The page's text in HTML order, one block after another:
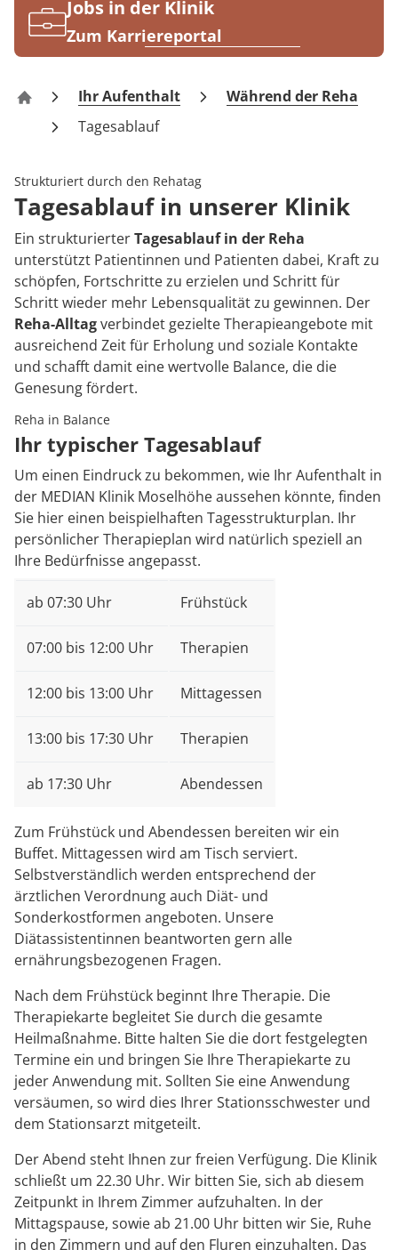
Blog
Jobs in der Klinik
Zum Karriereportal
Reha-Zentrum Bernkastel-Kues Klinik Moselhöhe
Ihr Aufenthalt
Während der Reha
Tagesablauf
Strukturiert durch den Rehatag
Tagesablauf in unserer Klinik
Ein strukturierterTagesablauf in der Reha
unterstützt Patientinnen und Patienten dabei, Kraft zu
schöpfen, Fortschritte zu erzielen und Schritt für
Schritt wieder mehr Lebensqualität zu gewinnen. Der
Reha-Alltagverbindet gezielte Therapieangebote mit
ausreichend Zeit für Erholung und soziale Kontakte
und schafft damit eine wertvolle Balance, die die
Genesung fördert.
Reha in Balance
Ihr typischer Tagesablauf
Um einen Eindruck zu bekommen, wie Ihr Aufenthalt in
der MEDIAN Klinik Moselhöhe aussehen könnte, finden
Sie hier einen beispielhaften Tagesstrukturplan. Ihr
persönlicher Therapieplan wird natürlich speziell an
Ihre Bedürfnisse angepasst.
ab 07:30 Uhr Frühstück
07:00 bis 12:00 Uhr Therapien
12:00 bis 13:00 Uhr Mittagessen
13:00 bis 17:30 Uhr Therapien
ab 17:30 Uhr Abendessen
Zum Frühstück und Abendessen bereiten wir ein
Buffet. Mittagessen wird am Tisch serviert.
Selbstverständlich werden entsprechend der
ärztlichen Verordnung auch Diät- und
Sonderkostformen angeboten. Unsere
Diätassistentinnen beantworten gern alle
ernährungsbezogenen Fragen.
Nach dem Frühstück beginnt Ihre Therapie. Die
Therapiekarte begleitet Sie durch die gesamte
Heilmaßnahme. Bitte halten Sie die dort festgelegten
Termine ein und bringen Sie Ihre Therapiekarte zu
jeder Anwendung mit. Sollten Sie eine Anwendung
versäumen, so wird dies Ihrer Stationsschwester und
dem Stationsarzt mitgeteilt.
Der Abend steht Ihnen zur freien Verfügung. Die Klinik
schließt um 22.30 Uhr. Wir bitten Sie, sich ab diesem
Zeitpunkt in Ihrem Zimmer aufzuhalten. In der
Mittagspause, sowie ab 21.00 Uhr bitten wir Sie, Ruhe
in den Zimmern und auf den Fluren einzuhalten. Das